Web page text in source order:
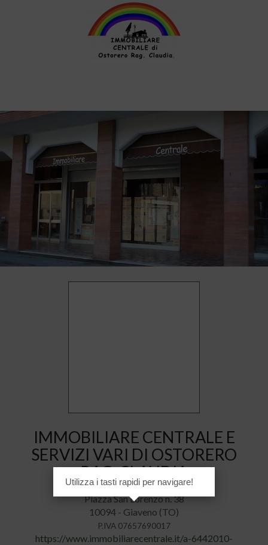
IMMOBILIARE CENTRALE E
SERVIZI VARI DI OSTORERO
RAG. CLAUDIA
Piazza San Lorenzo n. 38
10094 - Giaveno (TO)
P.IVA 07657690017
https://www.immobiliarecentrale.it/a-6442010-
Utilizza i tasti rapidi per navigare!